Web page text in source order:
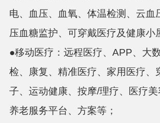
电、血压、血氧、体温检测、云血
压血糖监护、可穿戴医疗及健康小
●移动医疗： 远程医疗、 APP、大
检、康复、精准医疗、家用医疗、
子、运动健康、按摩/理疗、医疗
养老服务平台、方案等；